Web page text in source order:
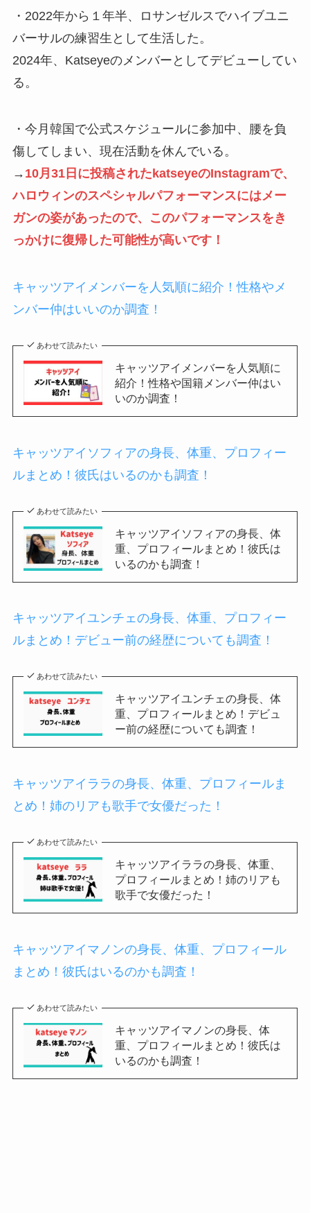
・2022年から１年半、ロサンゼルスでハイブユニ
バーサルの練習生として生活した。
2024年、Katseyeのメンバーとしてデビューしてい
る。
・今月韓国で公式スケジュールに参加中、腰を負
傷してしまい、現在活動を休んでいる。
→ 10月31日に投稿されたkatseyeのInstagramで、
ハロウィンのスペシャルパフォーマンスにはメー
ガンの姿があったので、このパフォーマンスをき
っかけに復帰した可能性が高いです！
キャッツアイメンバーを人気順に紹介！性格やメ
ンバー仲はいいのか調査！
あわせて読みたい
キャッツアイメンバーを人気順に
紹介！性格や国籍メンバー仲はい
いのか調査！
キャッツアイソフィアの身長、体重、プロフィー
ルまとめ！彼氏はいるのかも調査！
あわせて読みたい
キャッツアイソフィアの身長、体
重、プロフィールまとめ！彼氏は
いるのかも調査！
キャッツアイユンチェの身長、体重、プロフィー
ルまとめ！デビュー前の経歴についても調査！
あわせて読みたい
キャッツアイユンチェの身長、体
重、プロフィールまとめ！デビュ
ー前の経歴についても調査！
キャッツアイララの身長、体重、プロフィールま
とめ！姉のリアも歌手で女優だった！
あわせて読みたい
キャッツアイララの身長、体重、
プロフィールまとめ！姉のリアも
歌手で女優だった！
キャッツアイマノンの身長、体重、プロフィール
まとめ！彼氏はいるのかも調査！
あわせて読みたい
キャッツアイマノンの身長、体
重、プロフィールまとめ！彼氏は
いるのかも調査！